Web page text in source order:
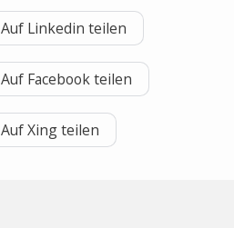
Auf Linkedin teilen
Auf Facebook teilen
Auf Xing teilen